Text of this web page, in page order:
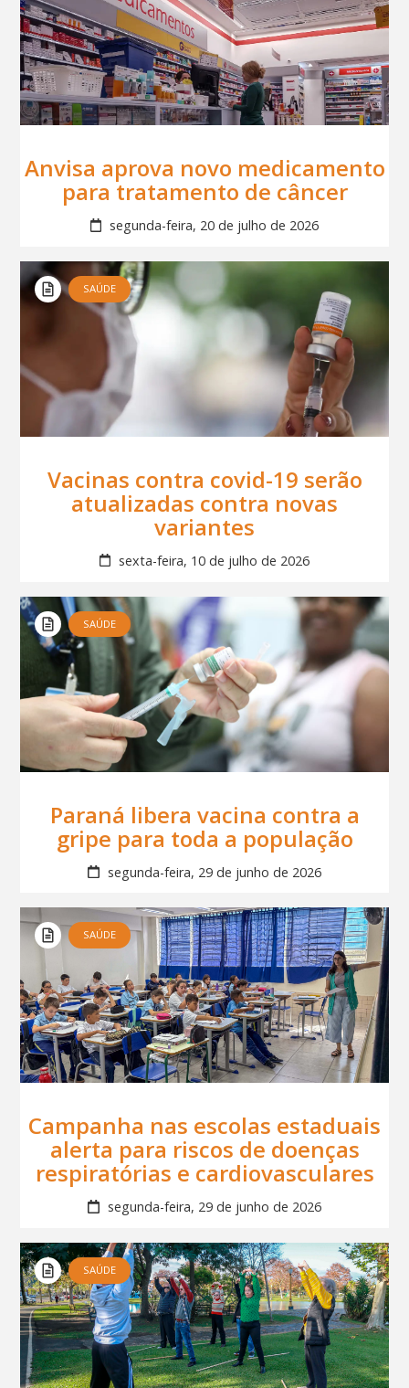
Anvisa aprova novo medicamento
para tratamento de câncer
segunda-feira, 20 de julho de 2026
SAÚDE
Vacinas contra covid-19 serão
atualizadas contra novas
variantes
sexta-feira, 10 de julho de 2026
SAÚDE
Paraná libera vacina contra a
gripe para toda a população
segunda-feira, 29 de junho de 2026
SAÚDE
Campanha nas escolas estaduais
alerta para riscos de doenças
respiratórias e cardiovasculares
segunda-feira, 29 de junho de 2026
SAÚDE